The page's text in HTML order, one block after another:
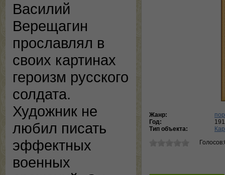
Василий
Верещагин
прославлял в
своих картинах
героизм русского
солдата.
Художник не
любил писать
эффектных
военных
Жанр:
Год:
Тип объекта: